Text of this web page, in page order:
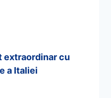
extraordinar cu
a Italiei